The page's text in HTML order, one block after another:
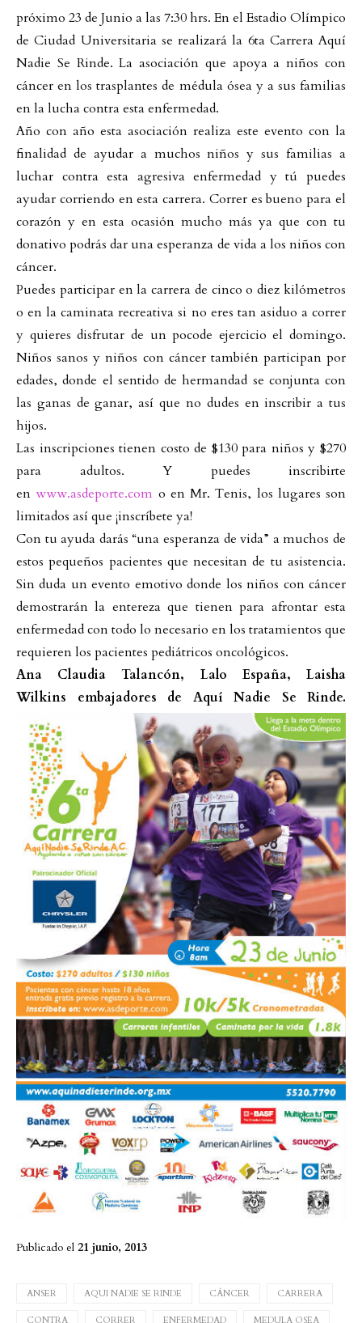
próximo 23 de Junio a las 7:30 hrs. En el Estadio Olímpico
de Ciudad Universitaria se realizará la 6ta Carrera Aquí
Nadie Se Rinde. La asociación que apoya a niños con
cáncer en los trasplantes de médula ósea y a sus familias
en la lucha contra esta enfermedad.
Año con año esta asociación realiza este evento con la
finalidad de ayudar a muchos niños y sus familias a
luchar contra esta agresiva enfermedad y tú puedes
ayudar corriendo en esta carrera. Correr es bueno para el
corazón y en esta ocasión mucho más ya que con tu
donativo podrás dar una esperanza de vida a los niños con
cáncer.
Puedes participar en la carrera de cinco o diez kilómetros
o en la caminata recreativa si no eres tan asiduo a correr
y quieres disfrutar de un pocode ejercicio el domingo.
Niños sanos y niños con cáncer también participan por
edades, donde el sentido de hermandad se conjunta con
las ganas de ganar, así que no dudes en inscribir a tus
hijos.
Las inscripciones tienen costo de $130 para niños y $270
para adultos. Y puedes inscribirte
enwww.asdeporte.com o en Mr. Tenis, los lugares son
limitados así que ¡inscríbete ya!
Con tu ayuda darás “una esperanza de vida” a muchos de
estos pequeños pacientes que necesitan de tu asistencia.
Sin duda un evento emotivo donde los niños con cáncer
demostrarán la entereza que tienen para afrontar esta
enfermedad con todo lo necesario en los tratamientos que
requieren los pacientes pediátricos oncológicos.
Ana Claudia Talancón, Lalo España, Laisha
Wilkins embajadores de Aquí Nadie Se Rinde.
Publicado el 21 junio, 2013
ANSER AQUI NADIE SE RINDE CÁNCER CARRERA
CONTRA CORRER ENFERMEDAD MEDULA OSEA